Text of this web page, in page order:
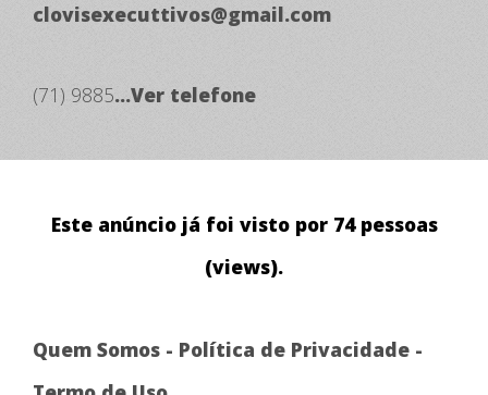
clovisexecuttivos@gmail.com
(71) 9885...Ver telefone
Este anúncio já foi visto por 74 pessoas
(views).
Quem Somos - Política de Privacidade -